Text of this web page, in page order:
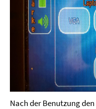
Nach der Benutzung den